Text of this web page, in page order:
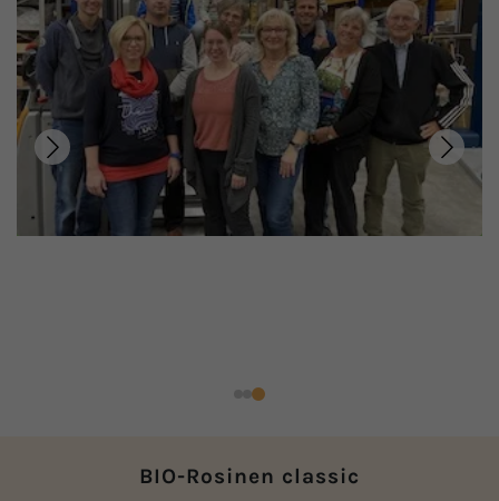
BIO-Rosinen classic